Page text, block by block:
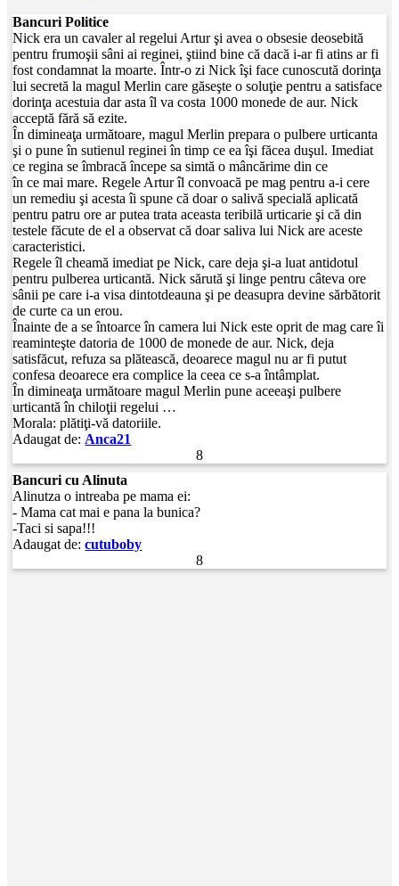
Bancuri Politice
Nick era un cavaler al regelui Artur şi avea o obsesie deosebită
pentru frumoşii sâni ai reginei, ştiind bine că dacă i-ar fi atins ar fi
fost condamnat la moarte. Într-o zi Nick îşi face cunoscută dorinţa
lui secretă la magul Merlin care găseşte o soluţie pentru a satisface
dorinţa acestuia dar asta îl va costa 1000 monede de aur. Nick
acceptă fără să ezite.
În dimineaţa următoare, magul Merlin prepara o pulbere urticanta
şi o pune în sutienul reginei în timp ce ea îşi făcea duşul. Imediat
ce regina se îmbracă începe sa simtă o mâncărime din ce
în ce mai mare. Regele Artur îl convoacă pe mag pentru a-i cere
un remediu şi acesta îi spune că doar o salivă specială aplicată
pentru patru ore ar putea trata aceasta teribilă urticarie şi că din
testele făcute de el a observat că doar saliva lui Nick are aceste
caracteristici.
Regele îl cheamă imediat pe Nick, care deja şi-a luat antidotul
pentru pulberea urticantă. Nick sărută şi linge pentru câteva ore
sânii pe care i-a visa dintotdeauna şi pe deasupra devine sărbătorit
de curte ca un erou.
Înainte de a se întoarce în camera lui Nick este oprit de mag care îi
reaminteşte datoria de 1000 de monede de aur. Nick, deja
satisfăcut, refuza sa plătească, deoarece magul nu ar fi putut
confesa deoarece era complice la ceea ce s-a întâmplat.
În dimineaţa următoare magul Merlin pune aceeaşi pulbere
urticantă în chiloţii regelui …
Morala: plătiţi-vă datoriile.
Adaugat de: Anca21
8
Bancuri cu Alinuta
Alinutza o intreaba pe mama ei:
- Mama cat mai e pana la bunica?
-Taci si sapa!!!
Adaugat de:cutuboby
8